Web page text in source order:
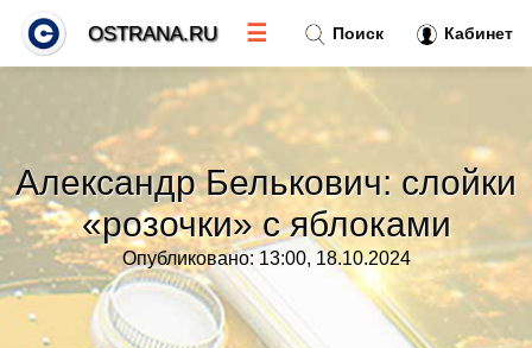
Александр Белькович: слойки
«розочки» с яблоками
Опубликовано: 13:00, 18.10.2024
Поиск Кабинет
OSTRANA.RU ☰
Тренды новостей»
Рубрики»
Правила»